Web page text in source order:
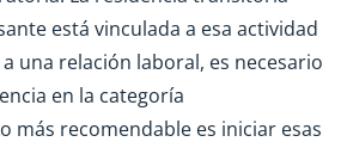
está vinculada a esa actividad
una relación laboral, es necesario
en la categoría
más recomendable es iniciar esas